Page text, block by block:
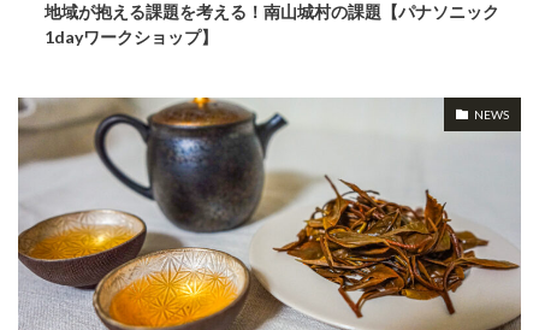
地域が抱える課題を考える！南山城村の課題【パナソニック
1dayワークショップ】
NEWS